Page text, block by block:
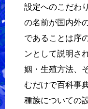
設定へのこだわ
の名前が国内外
であることは序
ンとして説明さ
姻・生殖方法、
むだけで百科事
種族についての